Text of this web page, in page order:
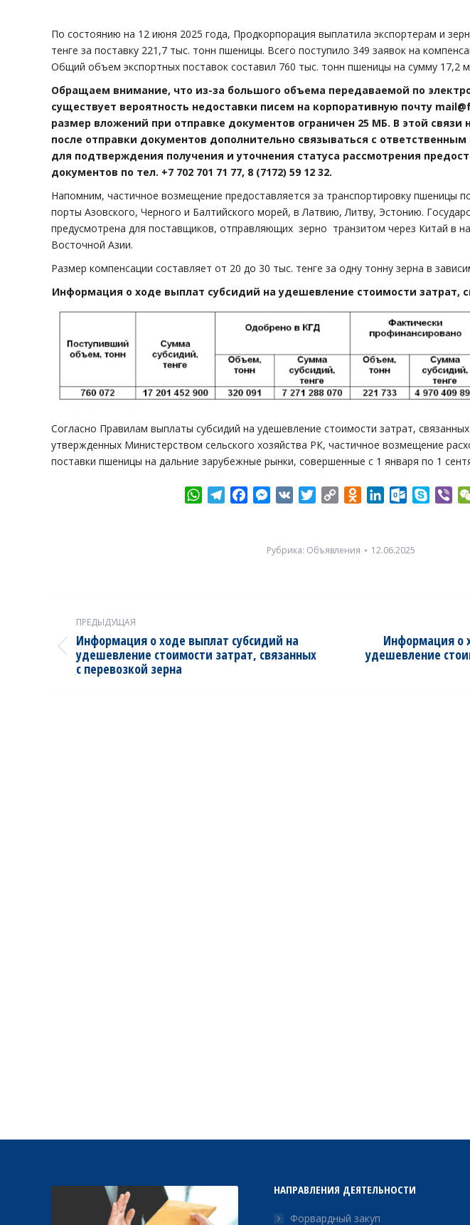
По состоянию на 12 июня 2025 года, Продкорпорация выплатила экспортерам и
тенге за поставку 221,7 тыс. тонн пшеницы. Всего поступило 349 заявок на
Общий объем экспортных поставок составил 760 тыс. тонн пшеницы на сумму 17,2
Обращаем внимание, что из-за большого объема передаваемой по
существует вероятность недоставки писем на корпоративную почту
размер вложений при отправке документов ограничен 25 МБ. В этой связи
после отправки документов дополнительно связываться с
для подтверждения получения и уточнения статуса рассмотрения
документов по тел. +7 702 701 71 77, 8 (7172) 59 12 32.
Напомним, частичное возмещение предоставляется за транспортировку пшеницы
порты Азовского, Черного и Балтийского морей, в Латвию, Литву, Эстонию.
предусмотрена для поставщиков, отправляющих зерно транзитом через Китай в
Восточной Азии.
Размер компенсации составляет от 20 до 30 тыс. тенге за одну тонну зерна в
Информация о ходе выплат субсидий на удешевление стоимости затрат,
Согласно Правилам выплаты субсидий на удешевление стоимости затрат,
утвержденных Министерством сельского хозяйства РК, частичное возмещение
поставки пшеницы на дальние зарубежные рынки, совершенные с 1 января по 1
WhatsApp
TelegramFacebookMessenger
VK Twitter
Copy
Odnoklassniki
LinkedIn Skype
Рубрика: Объявления 12.06.2025
Post
navigation
ПРЕДЫДУЩАЯ
Previous
post:
Информация о ходе выплат субсидий на
удешевление стоимости затрат, связанных
с перевозкой зерна
Next
Информация о
удешевление
НАПРАВЛЕНИЯ ДЕЯТЕЛЬНОСТИ
Форвардный закуп